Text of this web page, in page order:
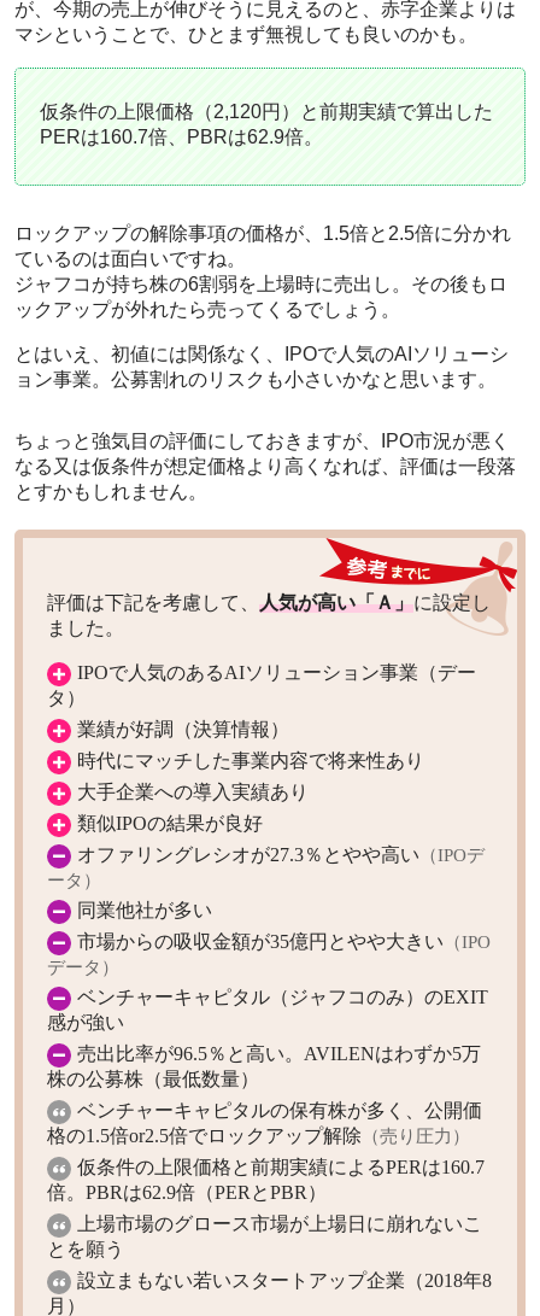
が、今期の売上が伸びそうに見えるのと、赤字企業よりは
マシということで、ひとまず無視しても良いのかも。
仮条件の上限価格（2,120円）と前期実績で算出した
PERは160.7倍、PBRは62.9倍。
ロックアップの解除事項の価格が、1.5倍と2.5倍に分かれ
ているのは面白いですね。
ジャフコが持ち株の6割弱を上場時に売出し。その後もロ
ックアップが外れたら売ってくるでしょう。
とはいえ、初値には関係なく、IPOで人気のAIソリューシ
ョン事業。公募割れのリスクも小さいかなと思います。
ちょっと強気目の評価にしておきますが、IPO市況が悪く
なる又は仮条件が想定価格より高くなれば、評価は一段落
とすかもしれません。
評価は下記を考慮して、 人気が高い「Ａ」に設定し
ました。
IPOで人気のあるAIソリューション事業（デー
タ）
業績が好調（決算情報）
時代にマッチした事業内容で将来性あり
大手企業への導入実績あり
類似IPOの結果が良好
オファリングレシオが27.3％とやや高い （IPOデ
ータ）
同業他社が多い
市場からの吸収金額が35億円とやや大きい （IPO
データ）
ベンチャーキャピタル（ジャフコのみ）のEXIT
感が強い
売出比率が96.5％と高い。AVILENはわずか5万
株の公募株（最低数量）
ベンチャーキャピタルの保有株が多く、公開価
格の1.5倍or2.5倍でロックアップ解除 （売り圧力）
仮条件の上限価格と前期実績によるPERは160.7
倍。PBRは62.9倍（PERとPBR）
上場市場のグロース市場が上場日に崩れないこ
とを願う
設立まもない若いスタートアップ企業（2018年8
月）